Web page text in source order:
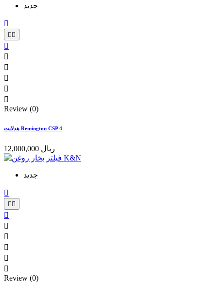
جدید

 






Review (0)
هدلایت Remington CSP 4
12,000,000 ریال
جدید

 






Review (0)